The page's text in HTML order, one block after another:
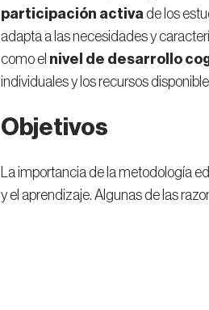
participación activa de los
adapta a las necesidades y
como el nivel de desarrollo
individuales y los recursos
Objetivos
La importancia de la metodología
y el aprendizaje. Algunas de las